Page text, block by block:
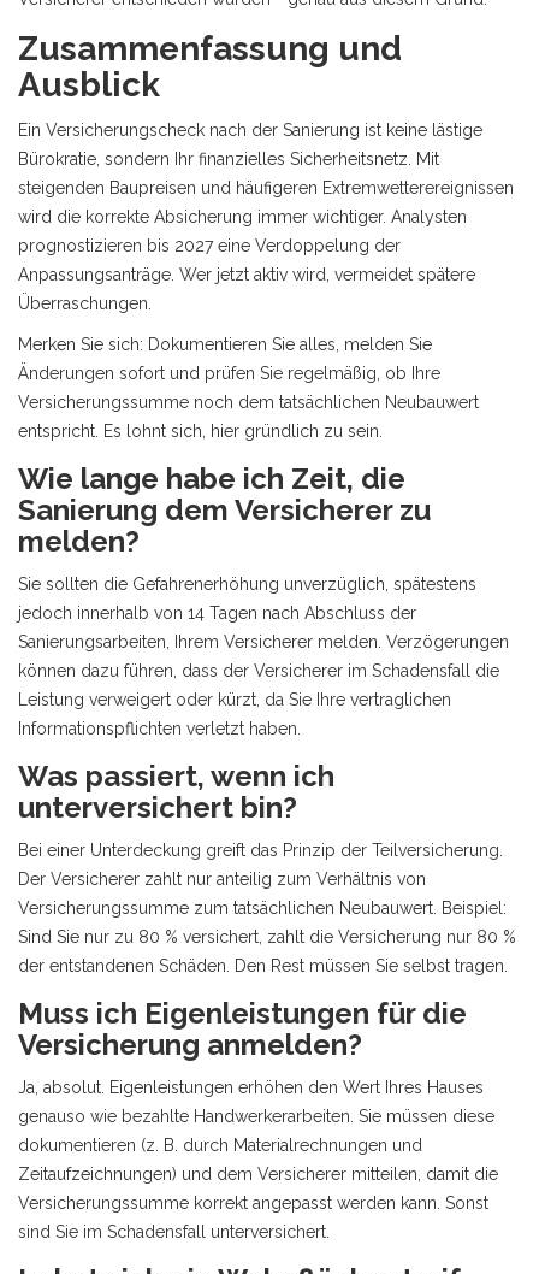
Zusammenfassung und
Ausblick
Ein Versicherungscheck nach der Sanierung ist keine lästige
Bürokratie, sondern Ihr finanzielles Sicherheitsnetz. Mit
steigenden Baupreisen und häufigeren Extremwetterereignissen
wird die korrekte Absicherung immer wichtiger. Analysten
prognostizieren bis 2027 eine Verdoppelung der
Anpassungsanträge. Wer jetzt aktiv wird, vermeidet spätere
Überraschungen.
Merken Sie sich: Dokumentieren Sie alles, melden Sie
Änderungen sofort und prüfen Sie regelmäßig, ob Ihre
Versicherungssumme noch dem tatsächlichen Neubauwert
entspricht. Es lohnt sich, hier gründlich zu sein.
Wie lange habe ich Zeit, die
Sanierung dem Versicherer zu
melden?
Sie sollten die Gefahrenerhöhung unverzüglich, spätestens
jedoch innerhalb von 14 Tagen nach Abschluss der
Sanierungsarbeiten, Ihrem Versicherer melden. Verzögerungen
können dazu führen, dass der Versicherer im Schadensfall die
Leistung verweigert oder kürzt, da Sie Ihre vertraglichen
Informationspflichten verletzt haben.
Was passiert, wenn ich
unterversichert bin?
Bei einer Unterdeckung greift das Prinzip der Teilversicherung.
Der Versicherer zahlt nur anteilig zum Verhältnis von
Versicherungssumme zum tatsächlichen Neubauwert. Beispiel:
Sind Sie nur zu 80 % versichert, zahlt die Versicherung nur 80 %
der entstandenen Schäden. Den Rest müssen Sie selbst tragen.
Muss ich Eigenleistungen für die
Versicherung anmelden?
Ja, absolut. Eigenleistungen erhöhen den Wert Ihres Hauses
genauso wie bezahlte Handwerkerarbeiten. Sie müssen diese
dokumentieren (z. B. durch Materialrechnungen und
Zeitaufzeichnungen) und dem Versicherer mitteilen, damit die
Versicherungssumme korrekt angepasst werden kann. Sonst
sind Sie im Schadensfall unterversichert.